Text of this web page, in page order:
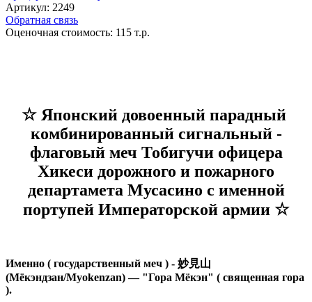
Артикул: 2249
Обратная связь
Оценочная стоимость: 115 т.р.
☆ Японский довоенный парадный
комбинированный сигнальный -
флаговый меч Тобигучи офицера
Хикеси дорожного и пожарного
департамета Мусасино с именной
портупей Императорской армии ☆
Именно ( государственный меч ) - 妙見山
(Мёкэндзан/Myokenzan) — "Гора Мёкэн" ( священная гора
).